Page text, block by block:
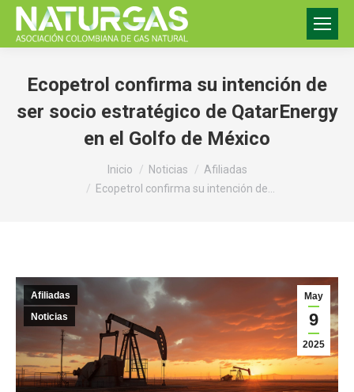
Ecopetrol confirma su intención de
ser socio estratégico de QatarEnergy
en el Golfo de México
Inicio Noticias
Afiliadas
Ecopetrol confirma su intención de…
May
9
2025
Afiliadas
Noticias